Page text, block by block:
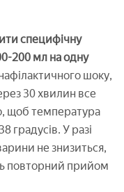
специфічну
200 мл на одну
шоку,
30 хвилин все
щоб температура
градусів. У разі
не знизиться,
повторний прийом